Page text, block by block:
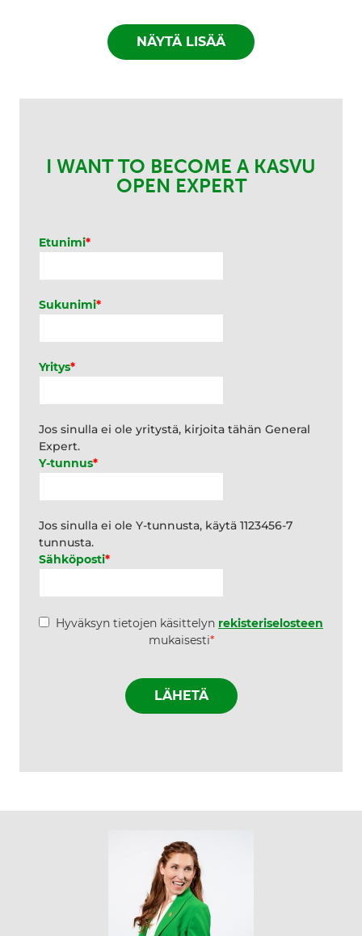
a
NÄYTÄ LISÄÄ
I WANT TO BECOME A KASVU
OPEN EXPERT
Etunimi*
Sukunimi*
Yritys*
Jos sinulla ei ole yritystä, kirjoita tähän General
Expert.
Y-tunnus*
Jos sinulla ei ole Y-tunnusta, käytä 1123456-7
tunnusta.
Sähköposti*
* Hyväksyn tietojen käsittelyn rekisteriselosteen
mukaisesti*